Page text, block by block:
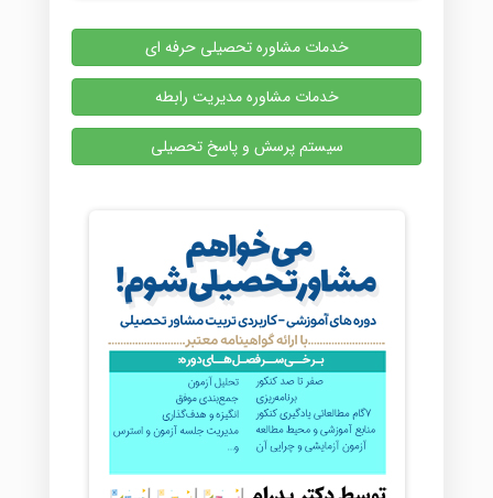
خدمات مشاوره تحصیلی حرفه ای
خدمات مشاوره مدیریت رابطه
سیستم پرسش و پاسخ تحصیلی